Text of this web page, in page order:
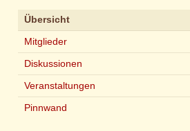
Übersicht
Mitglieder
Diskussionen
Veranstaltungen
Pinnwand